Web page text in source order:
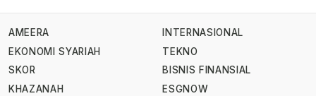
AMEERA
EKONOMI SYARIAH
SKOR
KHAZANAH
INTERNASIONAL
TEKNO
BISNIS FINANSIAL
ESGNOW